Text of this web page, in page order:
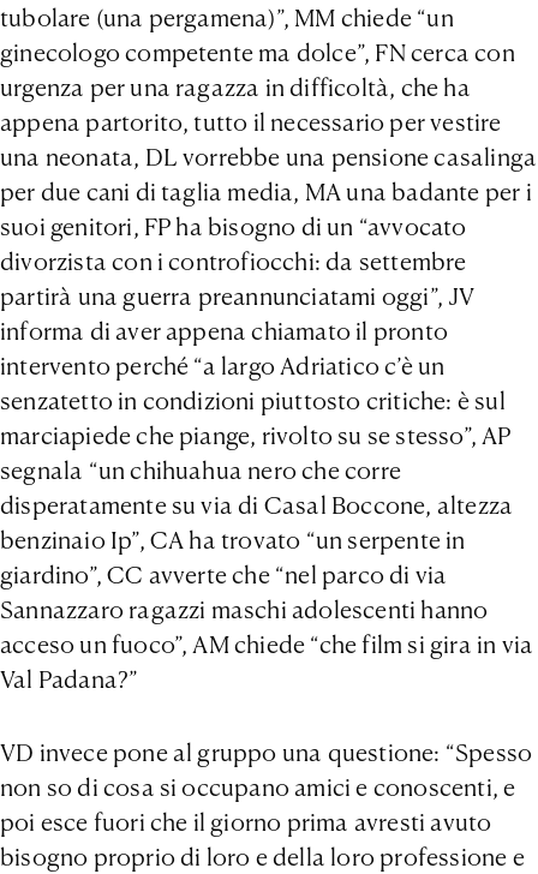
tubolare (una pergamena)”, MM chiede “un
ginecologo competente ma dolce”, FN cerca con
urgenza per una ragazza in difficoltà, che ha
appena partorito, tutto il necessario per vestire
una neonata, DL vorrebbe una pensione casalinga
per due cani di taglia media, MA una badante per i
suoi genitori, FP ha bisogno di un “avvocato
divorzista con i controfiocchi: da settembre
partirà una guerra preannunciatami oggi”, JV
informa di aver appena chiamato il pronto
intervento perché “a largo Adriatico c’è un
senzatetto in condizioni piuttosto critiche: è sul
marciapiede che piange, rivolto su se stesso”, AP
segnala “un chihuahua nero che corre
disperatamente su via di Casal Boccone, altezza
benzinaio Ip”, CA ha trovato “un serpente in
giardino”, CC avverte che “nel parco di via
Sannazzaro ragazzi maschi adolescenti hanno
acceso un fuoco”, AM chiede “che film si gira in via
Val Padana?”
VD invece pone al gruppo una questione: “Spesso
non so di cosa si occupano amici e conoscenti, e
poi esce fuori che il giorno prima avresti avuto
bisogno proprio di loro e della loro professione e